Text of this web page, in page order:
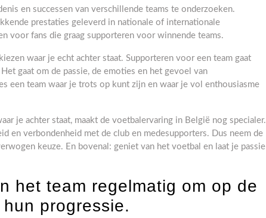
en successen van verschillende teams te onderzoeken.
prestaties geleverd in nationale of internationale
voor fans die graag supporteren voor winnende teams.
waar je echt achter staat. Supporteren voor een team gaat
gaat om de passie, de emoties en het gevoel van
een team waar je trots op kunt zijn en waar je vol enthousiasme
je achter staat, maakt de voetbalervaring in België nog specialer.
en verbondenheid met de club en medesupporters. Dus neem de
keuze. En bovenal: geniet van het voetbal en laat je passie
het team regelmatig om op de
progressie.